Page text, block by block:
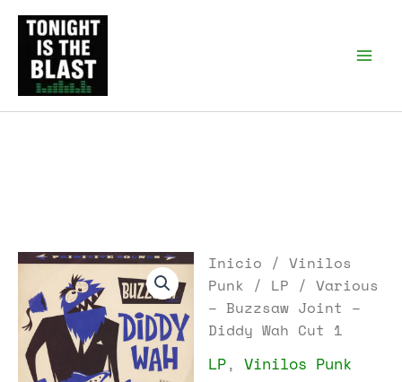
contenido
Inicio /Vinilos
Punk / LP / Various
– Buzzsaw Joint –
Diddy Wah Cut 1
LP,Vinilos Punk